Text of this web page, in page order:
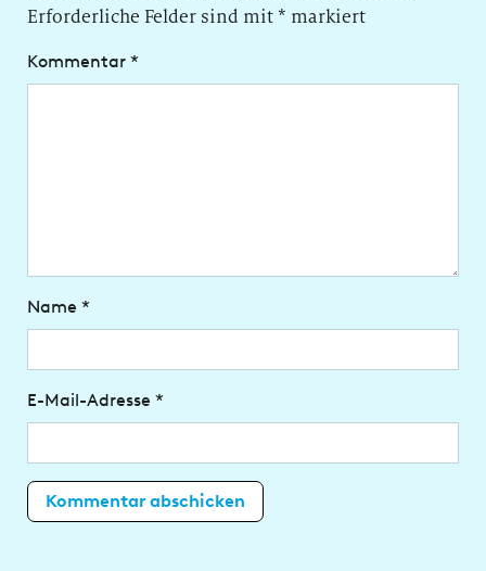
Erforderliche Felder sind mit* markiert
Kommentar *
Name *
E-Mail-Adresse *